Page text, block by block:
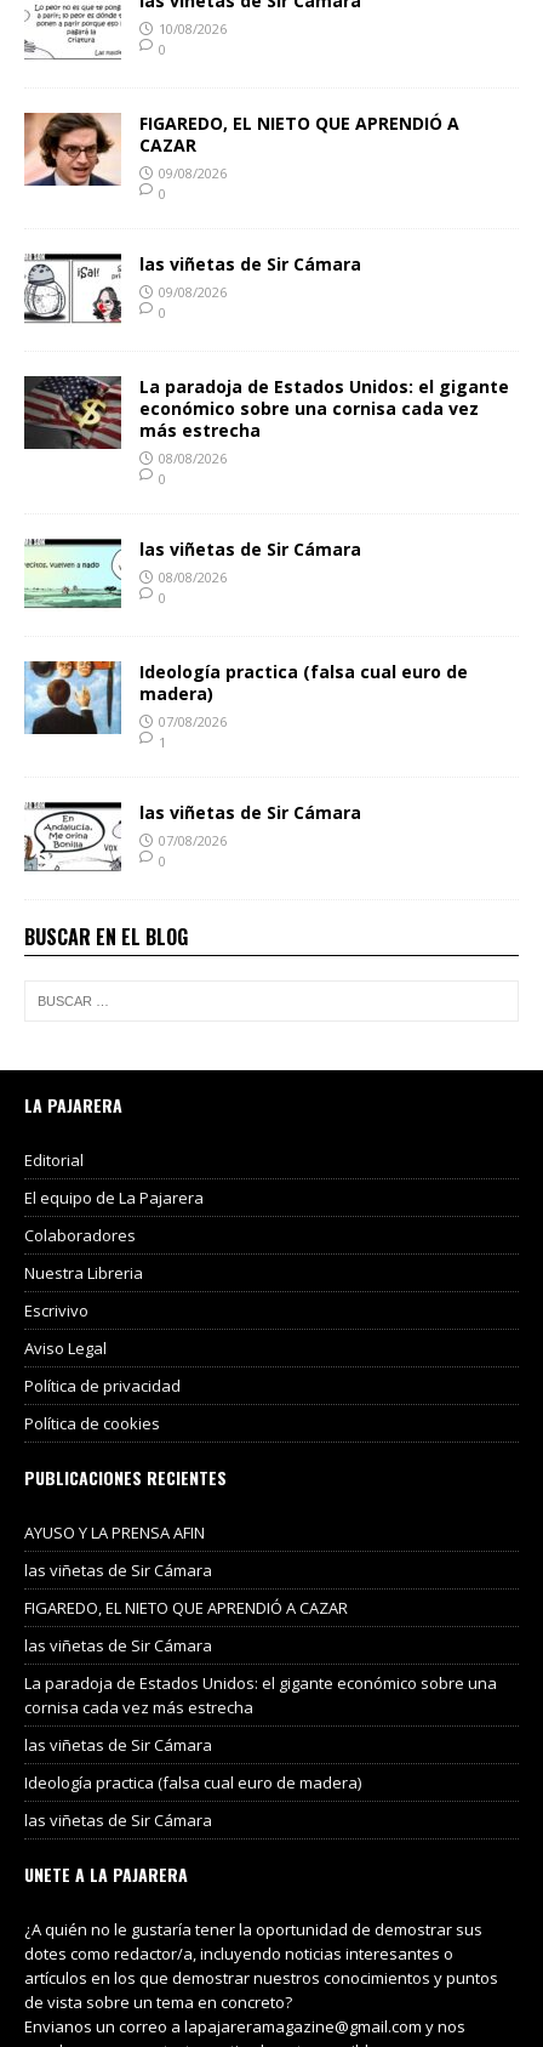
10/08/2026
0
FIGAREDO, EL NIETO QUE APRENDIÓ A
CAZAR
09/08/2026
0
las viñetas de Sir Cámara
09/08/2026
0
La paradoja de Estados Unidos: el gigante
económico sobre una cornisa cada vez
más estrecha
08/08/2026
0
las viñetas de Sir Cámara
08/08/2026
0
Ideología practica (falsa cual euro de
madera)
07/08/2026
1
las viñetas de Sir Cámara
07/08/2026
0
BUSCAR EN EL BLOG
LA PAJARERA
Editorial
El equipo de La Pajarera
Colaboradores
Nuestra Libreria
Escrivivo
Aviso Legal
Política de privacidad
Política de cookies
PUBLICACIONES RECIENTES
AYUSO Y LA PRENSA AFIN
las viñetas de Sir Cámara
FIGAREDO, EL NIETO QUE APRENDIÓ A CAZAR
las viñetas de Sir Cámara
La paradoja de Estados Unidos: el gigante económico sobre una
cornisa cada vez más estrecha
las viñetas de Sir Cámara
Ideología practica (falsa cual euro de madera)
las viñetas de Sir Cámara
UNETE A LA PAJARERA
¿A quién no le gustaría tener la oportunidad de demostrar sus
dotes como redactor/a, incluyendo noticias interesantes o
artículos en los que demostrar nuestros conocimientos y puntos
de vista sobre un tema en concreto?
Envianos un correo a lapajareramagazine@gmail.com y nos